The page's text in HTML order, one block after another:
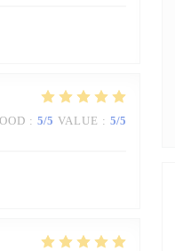
: 5/5 VALUE : 5/5